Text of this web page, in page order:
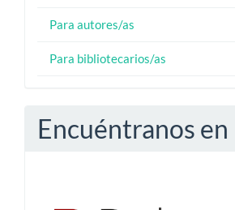
Para autores/as
Para bibliotecarios/as
Encuéntranos en